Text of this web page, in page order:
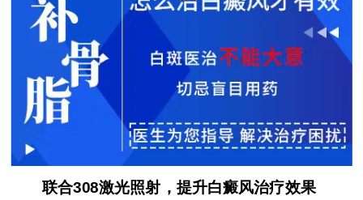
联合308激光照射，提升白癜风治疗效果